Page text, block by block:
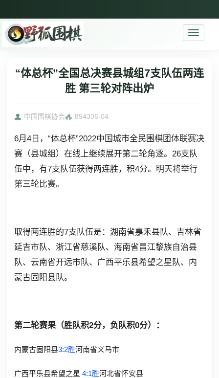
Toggle
“体总杯”全国总决赛县城组7支队伍两连
胜 第三轮对阵出炉
中国围棋协会 894306-04
6月4日，“体总杯”2022中国城市全民围棋团体联赛决
赛（县城组） 在线上继续展开第二轮角逐。26支队
伍中，有7支队伍获得两连胜，积4分。 明天将举行
第三轮比赛。
取得两连胜的7支队伍是： 湖南省嘉禾县队、吉林省
延吉市队、浙江省慈溪队、海南省昌江黎族自治县
队、云南省开远市队、广西平乐县希望之星队、内
蒙古固阳县队。
第二轮赛果（胜队积2分，负队积0分）：
内蒙古固阳县3:2胜河南省义马市
广西平乐县希望之星 4:1胜河北省怀安县